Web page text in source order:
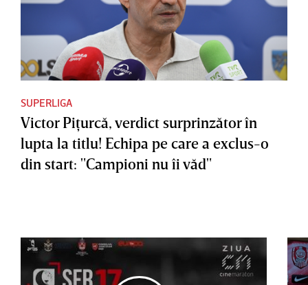
SUPERLIGA
Victor Piţurcă, verdict surprinzător în
lupta la titlu! Echipa pe care a exclus-o
din start: "Campioni nu îi văd"